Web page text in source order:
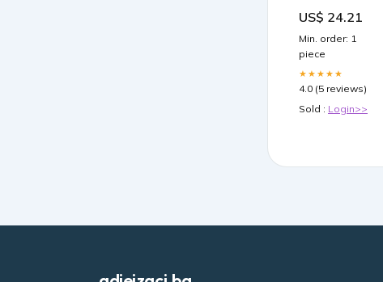
Metabolism,
Production, &
Muscle
Recovery -
Candy Punch
(24 fl. oz.)
US$ 24.21
Min. order: 1
piece
★★★★★
4.0 (5 reviews)
Sold : Login>>